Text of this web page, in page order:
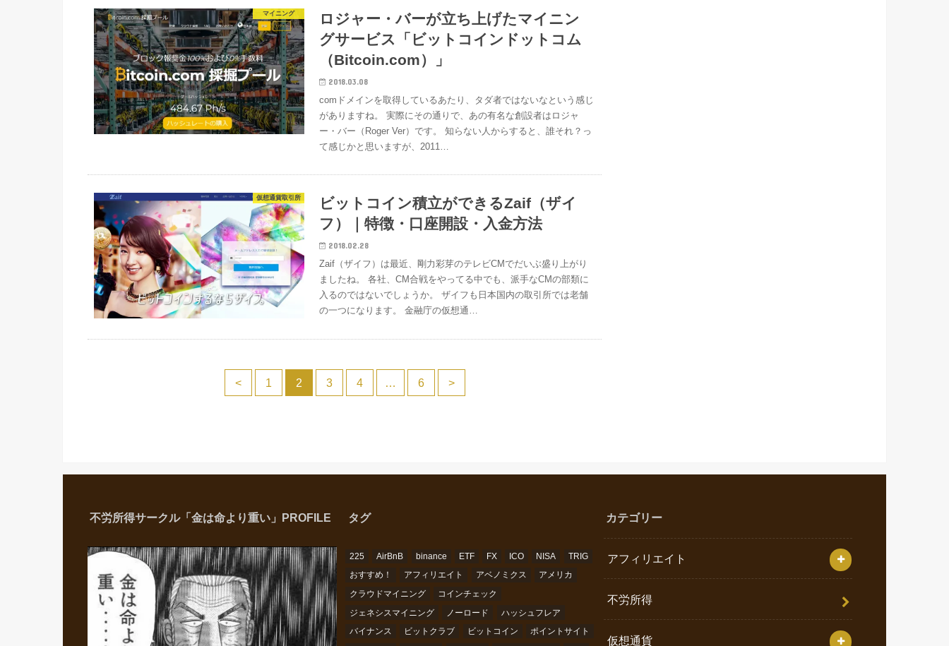
マイニング
ロジャー・バーが立ち上げたマイニン
グサービス「ビットコインドットコム
（Bitcoin.com）」
2018.03.08
comドメインを取得しているあたり、タダ者ではないなという感じ
がありますね。 実際にその通りで、あの有名な創設者はロジャ
ー・バー（Roger Ver）です。 知らない人からすると、誰それ？っ
て感じかと思いますが、2011…
仮想通貨取引所
ビットコイン積立ができるZaif（ザイ
フ）｜特徴・口座開設・入金方法
2018.02.28
Zaif（ザイフ）は最近、剛力彩芽のテレビCMでだいぶ盛り上がり
ましたね。 各社、CM合戦をやってる中でも、派手なCMの部類に
入るのではないでしょうか。 ザイフも日本国内の取引所では老舗
の一つになります。 金融庁の仮想通…
< 1 2 3 4 … 6 >
不労所得サークル「金は命より重い」PROFILE タグ
225 AirBnB binance ETF FX ICO NISA
TRIG
おすすめ！
アフィリエイト アベノミクス
アメリカ
クラウドマイニング
コインチェック
ジェネシスマイニング
ノーロード
ハッシュフレア
バイナンス
ビットクラブ ビットコイン
ポイントサイト
カテゴリー
アフィリエイト
不労所得
仮想通貨